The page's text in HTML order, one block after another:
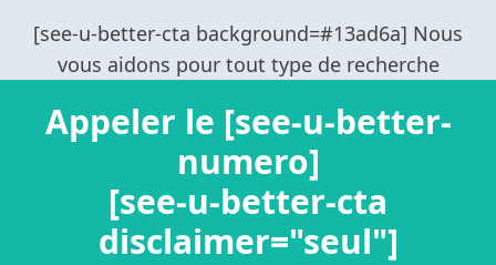
Appeler le [see-u-better-
numero]
[see-u-better-cta
disclaimer="seul"]